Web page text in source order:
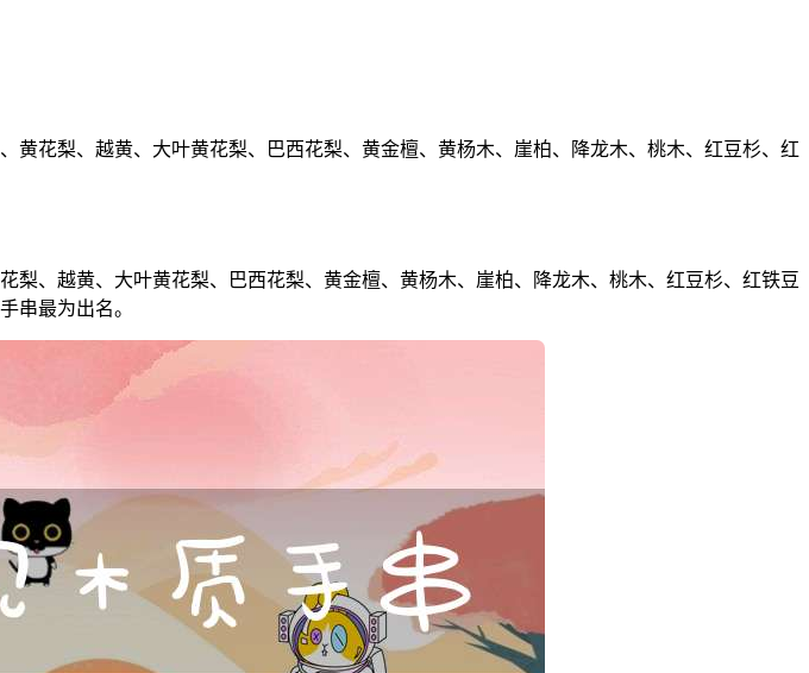
花梨、越黄、大叶黄花梨、巴西花梨、黄金檀、黄杨木、崖柏、降龙木、桃木、红豆杉、红
、越黄、大叶黄花梨、巴西花梨、黄金檀、黄杨木、崖柏、降龙木、桃木、红豆杉、红铁豆
串最为出名。